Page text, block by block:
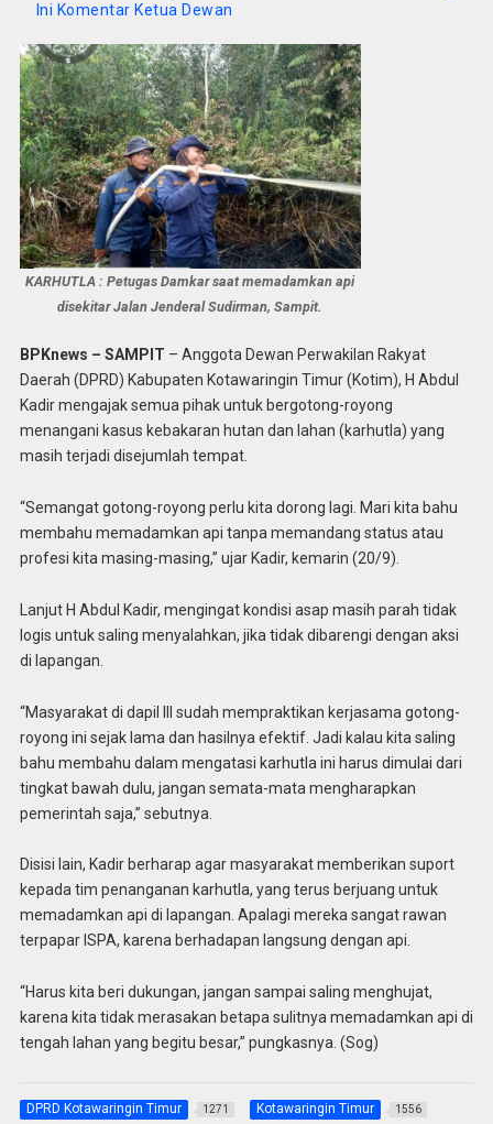
Ini Komentar Ketua Dewan
KARHUTLA : Petugas Damkar saat memadamkan api
disekitar Jalan Jenderal Sudirman, Sampit.
BPKnews – SAMPIT – Anggota Dewan Perwakilan Rakyat
Daerah (DPRD) Kabupaten Kotawaringin Timur (Kotim), H Abdul
Kadir mengajak semua pihak untuk bergotong-royong
menangani kasus kebakaran hutan dan lahan (karhutla) yang
masih terjadi disejumlah tempat.
“Semangat gotong-royong perlu kita dorong lagi. Mari kita bahu
membahu memadamkan api tanpa memandang status atau
profesi kita masing-masing,” ujar Kadir, kemarin (20/9).
Lanjut H Abdul Kadir, mengingat kondisi asap masih parah tidak
logis untuk saling menyalahkan, jika tidak dibarengi dengan aksi
di lapangan.
“Masyarakat di dapil III sudah mempraktikan kerjasama gotong-
royong ini sejak lama dan hasilnya efektif. Jadi kalau kita saling
bahu membahu dalam mengatasi karhutla ini harus dimulai dari
tingkat bawah dulu, jangan semata-mata mengharapkan
pemerintah saja,” sebutnya.
Disisi lain, Kadir berharap agar masyarakat memberikan suport
kepada tim penanganan karhutla, yang terus berjuang untuk
memadamkan api di lapangan. Apalagi mereka sangat rawan
terpapar ISPA, karena berhadapan langsung dengan api.
“Harus kita beri dukungan, jangan sampai saling menghujat,
karena kita tidak merasakan betapa sulitnya memadamkan api di
tengah lahan yang begitu besar,” pungkasnya. (Sog)
DPRD Kotawaringin Timur 1271 Kotawaringin Timur 1556